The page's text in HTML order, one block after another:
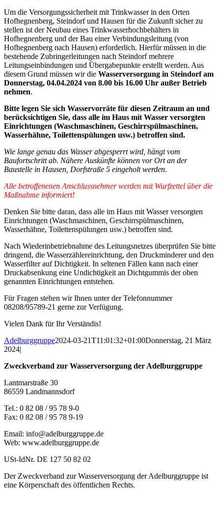
Um die Versorgungssicherheit mit Trinkwasser in den Orten
Hofhegnenberg, Steindorf und Hausen für die Zukunft sicher zu
stellen ist der Neubau eines Trinkwasserhochbehälters in
Hofhegnenberg und der Bau einer Verbindungsleitung (von
Hofhegnenberg nach Hausen) erforderlich. Hierfür müssen in die
bestehende Zubringerleitungen nach Steindorf mehrere
Leitungseinbindungen und Übergabepunkte erstellt werden. Aus
diesem Grund müssen wir die Wasserversorgung in Steindorf am
Donnerstag, 04.04.2024 von 8.00 bis 16.00 Uhr außer Betrieb
nehmen.
Bitte legen Sie sich Wasservorräte für diesen Zeitraum an und
berücksichtigen Sie, dass alle im Haus mit Wasser versorgten
Einrichtungen (Waschmaschinen, Geschirrspülmaschinen,
Wasserhähne, Toilettenspülungen usw.) betroffen sind.
Wie lange genau das Wasser abgesperrt wird, hängt vom
Baufortschritt ab. Nähere Auskünfte können vor Ort an der
Baustelle in Hausen, Dorfstraße 5 eingeholt werden.
Alle betroffenenen Anschlussnehmer werden mit Wurfzettel über die
Maßnahme informiert!
Denken Sie bitte daran, dass alle im Haus mit Wasser versorgten
Einrichtungen (Waschmaschinen, Geschirrspülmaschinen,
Wasserhähne, Toilettenspülungen usw.) betroffen sind.
Nach Wiederinbetriebnahme des Leitungsnetzes überprüfen Sie bitte
dringend, die Wasserzählereinrichtung, den Druckminderer und den
Wasserfilter auf Dichtigkeit. In seltenen Fällen kann nach einer
Druckabsenkung eine Undichtigkeit an Dichtgummis der oben
genannten Einrichtungen entstehen.
Für Fragen stehen wir Ihnen unter der Telefonnummer
08208/95789-21 gerne zur Verfügung.
Vielen Dank für Ihr Verständis!
Adelburggruppe2024-03-21T11:01:32+01:00Donnerstag, 21 März
2024|
Zweckverband zur Wasserversorgung der Adelburggruppe
Lantmarstraße 30
86559 Landmannsdorf
Tel.: 0 82 08 / 95 78 9-0
Fax: 0 82 08 / 95 78 9-19
Email: info@adelburggruppe.de
Web: www.adelburggruppe.de
USt-IdNr. DE 127 50 82 02
Der Zweckverband zur Wasserversorgung der Adelburggruppe ist
eine Körperschaft des öffentlichen Rechts.